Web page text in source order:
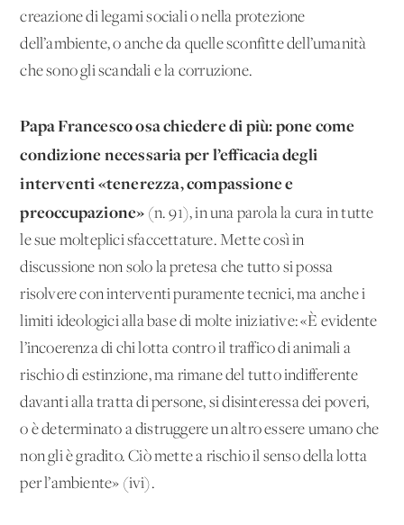
creazione di legami sociali o nella protezione
dell’ambiente, o anche da quelle sconfitte dell’umanità
che sono gli scandali e la corruzione.
Papa Francesco osa chiedere di più: pone come
condizione necessaria per l’efficacia degli
interventi «tenerezza, compassione e
preoccupazione» (n. 91), in una parola la cura in tutte
le sue molteplici sfaccettature. Mette così in
discussione non solo la pretesa che tutto si possa
risolvere con interventi puramente tecnici, ma anche i
limiti ideologici alla base di molte iniziative: «È evidente
l’incoerenza di chi lotta contro il traffico di animali a
rischio di estinzione, ma rimane del tutto indifferente
davanti alla tratta di persone, si disinteressa dei poveri,
o è determinato a distruggere un altro essere umano che
non gli è gradito. Ciò mette a rischio il senso della lotta
per l’ambiente» (ivi).